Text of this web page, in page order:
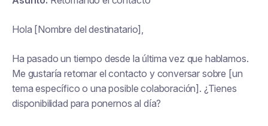
Hola [Nombre del destinatario],
Ha pasado un tiempo desde la última vez que hablamos.
Me gustaría retomar el contacto y conversar sobre [un
tema específico o una posible colaboración]. ¿Tienes
disponibilidad para ponernos al día?